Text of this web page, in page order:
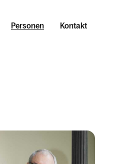
Personen Kontakt